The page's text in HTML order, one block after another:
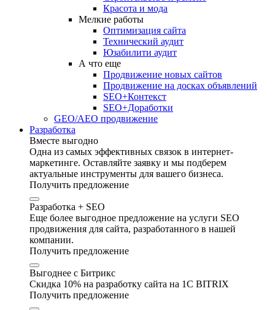
Красота и мода
Мелкие работы
Оптимизация сайта
Технический аудит
Юзабилити аудит
А что еще
Продвижение новых сайтов
Продвижение на досках объявлений
SEO+Контекст
SEO+Доработки
GEO/AEO продвижение
Разработка
Вместе выгодно
Одна из самых эффективных связок в интернет-
маркетинге. Оставляйте заявку и мы подберем
актуальные инструменты для вашего бизнеса.
Получить предложение
Разработка + SEO
Еще более выгодное предложение на услуги SEO
продвижения для сайта, разработанного в нашей
компании.
Получить предложение
Выгоднее с Битрикс
Скидка 10% на разработку сайта на 1C BITRIX
Получить предложение